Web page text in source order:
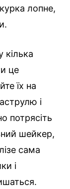
лопне,
кілька
це
їх на
і
потрясіть
шейкер,
сама
і